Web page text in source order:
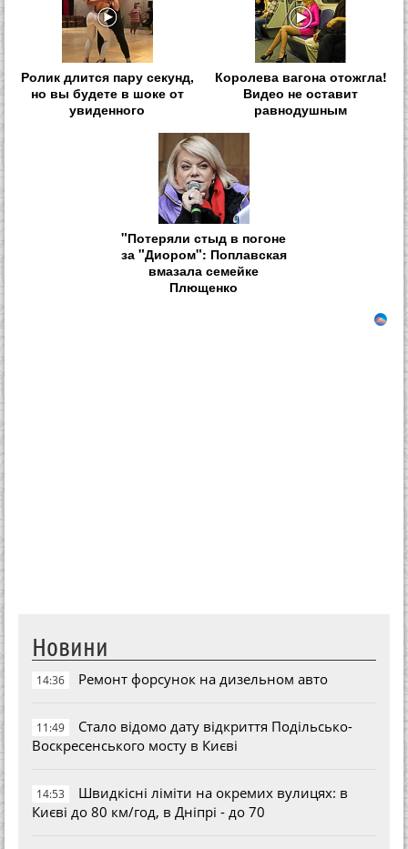
Ролик длится пару секунд,
но вы будете в шоке от
увиденного
Королева вагона отожгла!
Видео не оставит
равнодушным
"Потеряли стыд в погоне
за "Диором": Поплавская
вмазала семейке
Плющенко
Новини
14:36 Ремонт форсунок на дизельном авто
11:49
Стало відомо дату відкриття Подільсько-
Воскресенського мосту в Києві
14:53
Швидкісні ліміти на окремих вулицях: в
Києві до 80 км/год, в Дніпрі - до 70